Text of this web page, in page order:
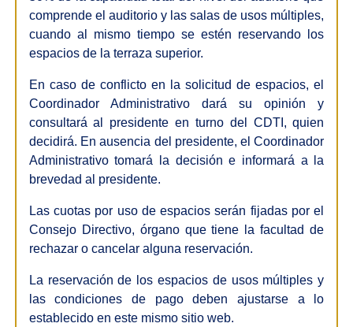
comprende el auditorio y las salas de usos múltiples,
cuando al mismo tiempo se estén reservando los
espacios de la terraza superior.
En caso de conflicto en la solicitud de espacios, el
Coordinador Administrativo dará su opinión y
consultará al presidente en turno del CDTI, quien
decidirá. En ausencia del presidente, el Coordinador
Administrativo tomará la decisión e informará a la
brevedad al presidente.
Las cuotas por uso de espacios serán fijadas por el
Consejo Directivo, órgano que tiene la facultad de
rechazar o cancelar alguna reservación.
La reservación de los espacios de usos múltiples y
las condiciones de pago deben ajustarse a lo
establecido en este mismo sitio web.